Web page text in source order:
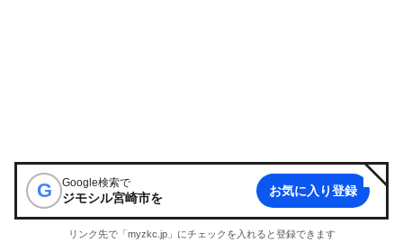
G Google検索で
ジモシル宮崎市を お気に入り登録
リンク先で「myzkc.jp」にチェックを入れると登録できます